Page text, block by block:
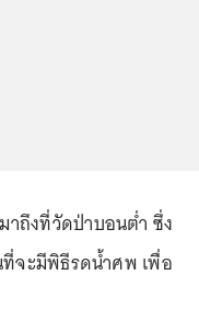
าถึงที่วัดป่าบอนต่ำ ซึ่ง
ที่จะมีพิธีรดน้ำศพ เพื่อ